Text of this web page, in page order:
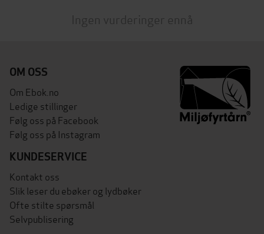
Ingen vurderinger ennå
OM OSS
Om Ebok.no
Ledige stillinger
Følg oss på Facebook
Følg oss på Instagram
KUNDESERVICE
Kontakt oss
Slik leser du ebøker og lydbøker
Ofte stilte spørsmål
Selvpublisering